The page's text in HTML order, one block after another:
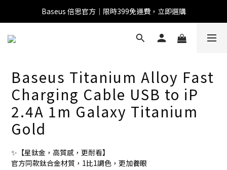
全館滿1500 95折
Baseus 倍思官方｜限時399免運費，立即選購
全館滿1500 95折
Baseus Titanium Alloy Fast
Charging Cable USB to iP
2.4A 1m Galaxy Titanium
Gold
✨【星鈦金，高質感，更耐看】
官方同款鈦合金材質，1比1調色，更加養眼
Baseus 小獅助理
商品導購 / 客服資訊
您好，我是 Baseus 小獅助理。我可以協助查詢商品、活
動、出貨、保固與門市資訊；需要真人客服也可以直接留